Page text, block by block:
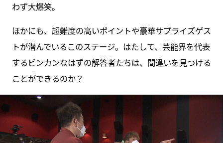
わず大爆笑。
ほかにも、超難度の高いポイントや豪華サプライズゲス
トが潜んでいるこのステージ。はたして、芸能界を代表
するビンカンなはずの解答者たちは、間違いを見つける
ことができるのか？